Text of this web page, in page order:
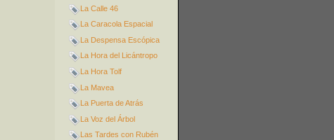
La Calle 46
La Caracola Espacial
La Despensa Escópica
La Hora del Licántropo
La Hora Tolf
La Mavea
La Puerta de Atrás
La Voz del Árbol
Las Tardes con Rubén